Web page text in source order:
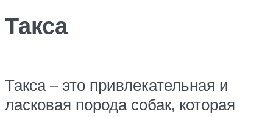
Такса
Такса – это привлекательная и
ласковая порода собак, которая